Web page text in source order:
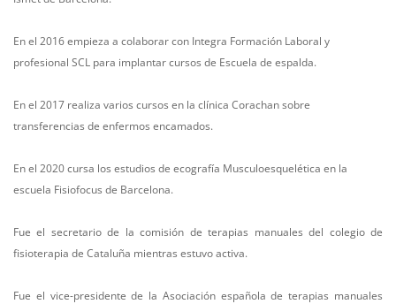
En el 2016 empieza a colaborar con Integra Formación Laboral y
profesional SCL para implantar cursos de Escuela de espalda.
En el 2017 realiza varios cursos en la clínica Corachan sobre
transferencias de enfermos encamados.
En el 2020 cursa los estudios de ecografía Musculoesquelética en la
escuela Fisiofocus de Barcelona.
Fue el secretario de la comisión de terapias manuales del colegio de
fisioterapia de Cataluña mientras estuvo activa.
Fue el vice-presidente de la Asociación española de terapias manuales